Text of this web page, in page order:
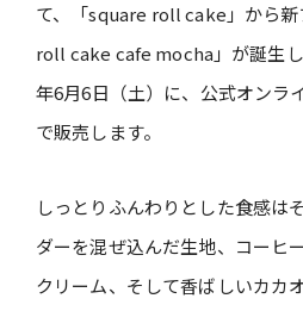
て、「square roll cake」から
roll cake cafe mocha」が誕生
年6月6日（土）に、公式オンラ
で販売します。
しっとりふんわりとした食感は
ダーを混ぜ込んだ生地、コーヒ
クリーム、そして香ばしいカカ